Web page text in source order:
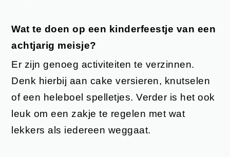
Wat te doen op een kinderfeestje van een
achtjarig meisje?
Er zijn genoeg activiteiten te verzinnen.
Denk hierbij aan cake versieren, knutselen
of een heleboel spelletjes. Verder is het ook
leuk om een zakje te regelen met wat
lekkers als iedereen weggaat.